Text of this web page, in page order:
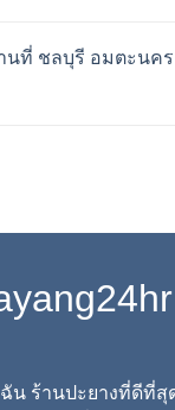
นที่ ชลบุรี อมตะนค
น ร้านปะยางที่ดีที่